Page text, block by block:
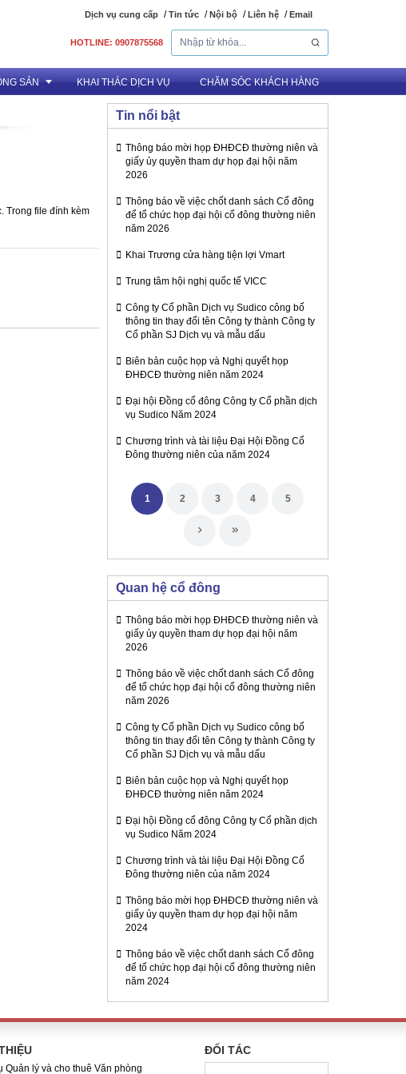
Dịch vụ cung cấp Tin tức Nội bộ Liên hệ Email
HOTLINE: 0907875568
SẢN KHAI THÁC DỊCH VỤ CHĂM SÓC KHÁCH HÀNG
Trong file đính kèm
Tin nổi bật
Thông báo mời họp ĐHĐCĐ thường niên và
giấy ủy quyền tham dự họp đại hội năm
2026
Thông báo về việc chốt danh sách Cổ đông
để tổ chức họp đại hội cổ đông thường niên
năm 2026
Khai Trương cửa hàng tiện lợi Vmart
Trung tâm hội nghị quốc tế VICC
Công ty Cổ phần Dịch vụ Sudico công bố
thông tin thay đổi tên Công ty thành Công ty
Cổ phần SJ Dịch vụ và mẫu dấu
Biên bản cuộc họp và Nghị quyết họp
ĐHĐCĐ thường niên năm 2024
Đại hội Đồng cổ đông Công ty Cổ phần dịch
vụ Sudico Năm 2024
Chương trình và tài liệu Đại Hội Đồng Cổ
Đông thường niên của năm 2024
1 2 3 4 5
Quan hệ cổ đông
Thông báo mời họp ĐHĐCĐ thường niên và
giấy ủy quyền tham dự họp đại hội năm
2026
Thông báo về việc chốt danh sách Cổ đông
để tổ chức họp đại hội cổ đông thường niên
năm 2026
Công ty Cổ phần Dịch vụ Sudico công bố
thông tin thay đổi tên Công ty thành Công ty
Cổ phần SJ Dịch vụ và mẫu dấu
Biên bản cuộc họp và Nghị quyết họp
ĐHĐCĐ thường niên năm 2024
Đại hội Đồng cổ đông Công ty Cổ phần dịch
vụ Sudico Năm 2024
Chương trình và tài liệu Đại Hội Đồng Cổ
Đông thường niên của năm 2024
Thông báo mời họp ĐHĐCĐ thường niên và
giấy ủy quyền tham dự họp đại hội năm
2024
Thông báo về việc chốt danh sách Cổ đông
để tổ chức họp đại hội cổ đông thường niên
năm 2024
Quản lý và cho thuê Văn phòng
ĐỐI TÁC